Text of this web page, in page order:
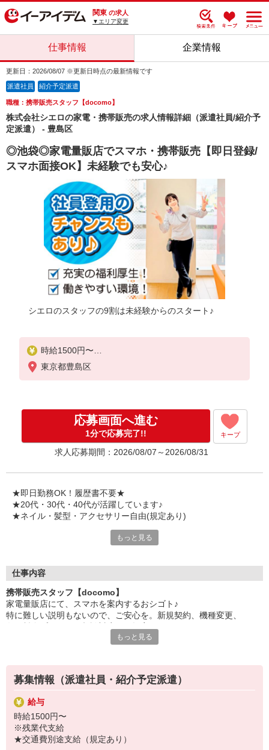
関東 の求人
▼エリア変更
仕事情報 企業情報
更新日：2026/08/07 ※更新日時点の最新情報です
派遣社員 紹介予定派遣
職種：携帯販売スタッフ【docomo】
株式会社シエロの家電・携帯販売の求人情報詳細（派遣社員/紹介予
定派遣） - 豊島区
◎池袋◎家電量販店でスマホ・携帯販売【即日登録/
スマホ面接OK】未経験でも安心♪
シエロのスタッフの9割は未経験からのスタート♪
時給1500円〜
※残業代支給
★交通費別途支給（規定あり）
入社祝い金10万円支給(規定有)
お友達を紹介頂くと,
インセンティブ支給(規定有)
゜・。○。・゜+゜・。○。・゜+゜
東京都豊島区
応募画面へ進む
1分で応募完了!! キープ
求人応募期間：2026/08/07～2026/08/31
★即日勤務OK！履歴書不要★
★20代・30代・40代が活躍しています♪
★ネイル・髪型・アクセサリー自由(規定あり)
でも心配ご無用！
お互いに教え合ったり、フォローしあったりする
和気あいあいとした人間関係がある店舗ばかり！
皆で一緒にステップアップしましょう♪
【選べるお仕事いろいろ】
▼オフィスワーク
事務、経理、データ入力、コールセンター、受付
▼工場・製造・軽作業系
機械/食品製造・梱包・仕分け・加工・組立・検査
▼美容系
眉毛サロンのアイブロウ・ネイリスト・エステ
▼営業・販売
法人営業・アパレル販売・個別指導塾・人材紹介
もっと見る
仕事内容
携帯販売スタッフ【docomo】
家電量販店にて、スマホを案内するおシゴト♪
特に難しい説明もないので、ご安心を。新規契約、機種変更、
満足度◎
■携帯やインターネット販売業務
docomo(ドコモ)/au(エーユー)・KDDI/softbank(ソフトバンク)など
の大手キャリアから
ワイモバイル(Y!mobille)、楽天モバイル、UQなど格安スマホまで幅
広く紹介可能♪
もっと見る
募集情報（派遣社員・紹介予定派遣）
給与
時給1500円〜
※残業代支給
★交通費別途支給（規定あり）